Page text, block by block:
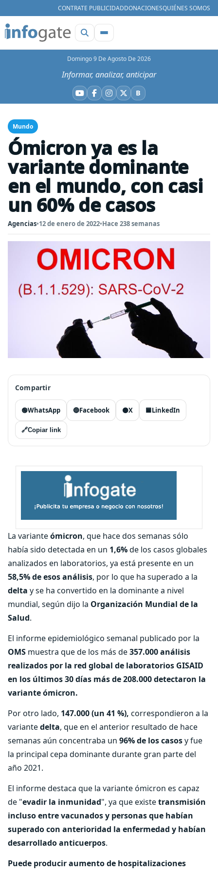
CONTRATE PUBLICIDADDONACIONESQUIÉNES SOMOS
Domingo 9 De Agosto De 2026
Informar, analizar, anticipar
YouTube
Facebook
Instagram
X BBluesky
Mundo
Ómicron ya es la
variante dominante
en el mundo, con casi
un 60% de casos
Agencias•12 de enero de 2022•Hace 238 semanas
Compartir
🟢WhatsApp 🔵Facebook ⚫X 🟦LinkedIn
🔗Copiar link
La varianteómicron, que hace dos semanas sólo
había sido detectada en un 1,6%de los casos globales
analizados en laboratorios, ya está presente en un
58,5% de esos análisis, por lo que ha superado a la
delta y se ha convertido en la dominante a nivel
mundial, según dijo la Organización Mundial de la
Salud.
El informe epidemiológico semanal publicado por la
OMS muestra que de los más de357.000 análisis
realizados por la red global de laboratorios GISAID
en los últimos 30 días más de 208.000 detectaron la
variante ómicron.
Por otro lado, 147.000 (un 41 %), correspondieron a la
variantedelta, que en el anterior resultado de hace
semanas aún concentraba un 96% de los casosy fue
la principal cepa dominante durante gran parte del
año 2021.
El informe destaca que la variante ómicron es capaz
de "evadir la inmunidad", ya que existetransmisión
incluso entre vacunados y personas que habían
superado con anterioridad la enfermedad y habían
desarrollado anticuerpos.
Puede producir aumento de hospitalizaciones